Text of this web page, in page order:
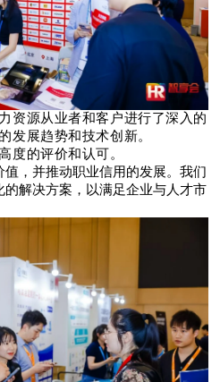
资源从业者和客户进行了深入的
发展趋势和技术创新。
度的评价和认可。
，并推动职业信用的发展。我们
解决方案，以满足企业与人才市